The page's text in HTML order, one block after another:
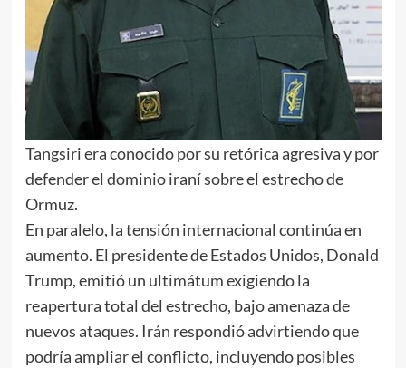
Tangsiri era conocido por su retórica agresiva y por
defender el dominio iraní sobre el estrecho de
Ormuz.
En paralelo, la tensión internacional continúa en
aumento. El presidente de Estados Unidos, Donald
Trump, emitió un ultimátum exigiendo la
reapertura total del estrecho, bajo amenaza de
nuevos ataques. Irán respondió advirtiendo que
podría ampliar el conflicto, incluyendo posibles